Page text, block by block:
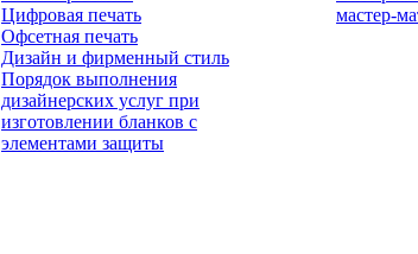
Цифровая печать
Офсетная печать
Дизайн и фирменный стиль
Порядок выполнения
дизайнерских услуг при
изготовлении бланков с
элементами защиты
мастер-